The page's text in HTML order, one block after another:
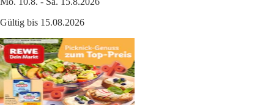
Gültig bis 15.08.2026